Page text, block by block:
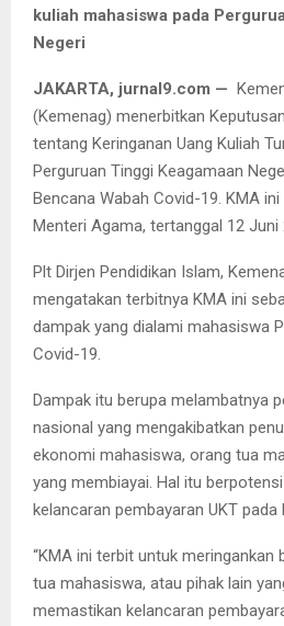
kuliah mahasiswa pada
Negeri
JAKARTA, jurnal9.com —
(Kemenag) menerbitkan
tentang Keringanan Uang Kuliah
Perguruan Tinggi Keagamaan
Bencana Wabah Covid-19. KMA
Menteri Agama, tertanggal 12 Juni
Plt Dirjen Pendidikan Islam,
mengatakan terbitnya KMA ini
dampak yang dialami mahasiswa
Covid-19.
Dampak itu berupa melambatnya
nasional yang mengakibatkan
ekonomi mahasiswa, orang tua
yang membiayai. Hal itu
kelancaran pembayaran UKT pada
“KMA ini terbit untuk meringankan
tua mahasiswa, atau pihak lain
memastikan kelancaran